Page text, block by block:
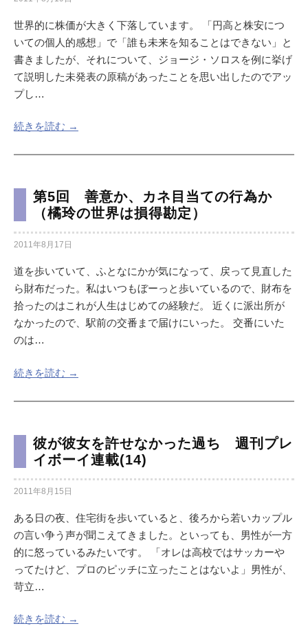
世界的に株価が大きく下落しています。 「円高と株安につ
いての個人的感想」で「誰も未来を知ることはできない」と
書きましたが、それについて、ジョージ・ソロスを例に挙げ
て説明した未発表の原稿があったことを思い出したのでアッ
プし…
続きを読む →
第5回 善意か、カネ目当ての行為か
（橘玲の世界は損得勘定）
2011年8月17日
道を歩いていて、ふとなにかが気になって、戻って見直した
ら財布だった。私はいつもぼーっと歩いているので、財布を
拾ったのはこれが人生はじめての経験だ。 近くに派出所が
なかったので、駅前の交番まで届けにいった。 交番にいた
のは…
続きを読む →
彼が彼女を許せなかった過ち 週刊プレ
イボーイ連載(14)
2011年8月15日
ある日の夜、住宅街を歩いていると、後ろから若いカップル
の言い争う声が聞こえてきました。といっても、男性が一方
的に怒っているみたいです。 「オレは高校ではサッカーや
ってたけど、プロのピッチに立ったことはないよ」男性が、
苛立…
続きを読む →